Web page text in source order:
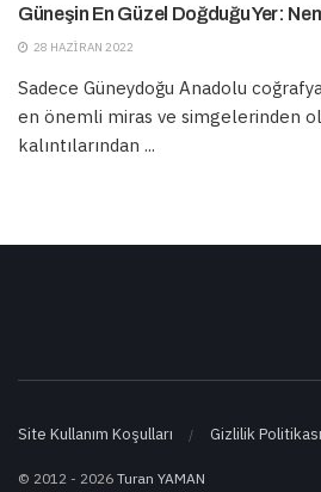
Güneşin En Güzel Doğduğu Yer:
28 HAZIRAN 2022
Sadece Güneydoğu Anadolu
en önemli miras ve simgelerinden
kalıntılarından ...
Site Kullanım Koşulları Gizlilik Politikası
© 2012 - 2026 Turan YAMAN